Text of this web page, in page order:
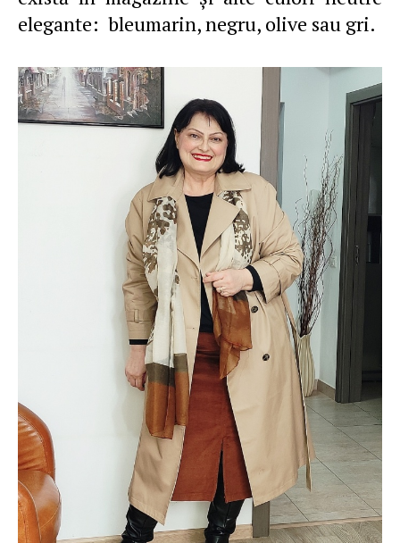
elegante: bleumarin, negru, olive sau gri.